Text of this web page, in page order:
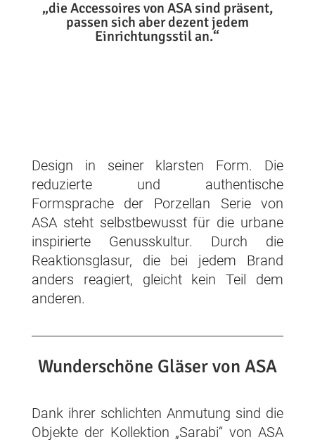
„die Accessoires von ASA sind präsent,
passen sich aber dezent jedem
Einrichtungsstil an.“
Design in seiner klarsten Form. Die
reduzierte und authentische
Formsprache der Porzellan Serie von
ASA steht selbstbewusst für die urbane
inspirierte Genusskultur. Durch die
Reaktionsglasur, die bei jedem Brand
anders reagiert, gleicht kein Teil dem
anderen.
Wunderschöne Gläser von ASA
Dank ihrer schlichten Anmutung sind die
Objekte der Kollektion „Sarabi“ von ASA